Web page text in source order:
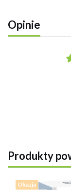
Opinie
Produkty
Okazja